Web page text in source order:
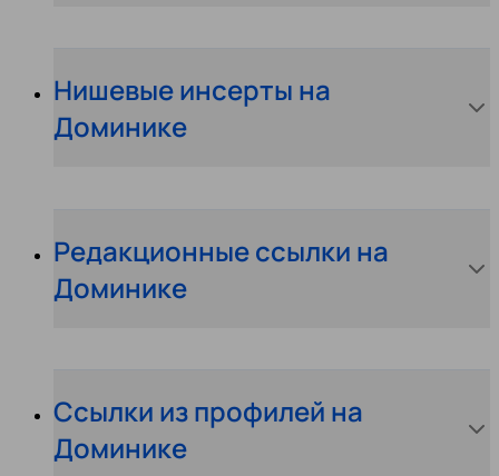
Нишевые инсерты на
Доминике
Редакционные ссылки на
Доминике
Ссылки из профилей на
Доминике